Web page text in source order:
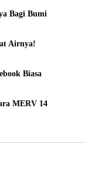
Bagi Bumi
Airnya!
Biasa
MERV 14